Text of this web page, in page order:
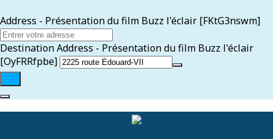
Address - Présentation du film Buzz l'éclair [FKtG3nswm]
Destination Address - Présentation du film Buzz l'éclair
[OyFRRfpbe]